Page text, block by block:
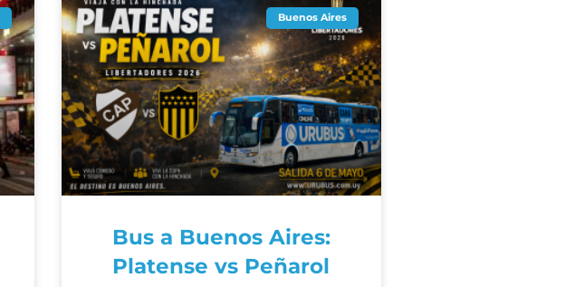
Buenos Aires
Bus a Buenos Aires:
Platense vs Peñarol